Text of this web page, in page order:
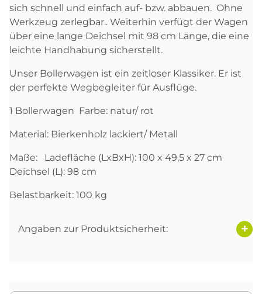
sich schnell und einfach auf- bzw. abbauen. Ohne
Werkzeug zerlegbar.. Weiterhin verfügt der Wagen
über eine lange Deichsel mit 98 cm Länge, die eine
leichte Handhabung sicherstellt.
Unser Bollerwagen ist ein zeitloser Klassiker. Er ist
der perfekte Wegbegleiter für Ausflüge.
1 Bollerwagen Farbe: natur/ rot
Material: Bierkenholz lackiert/ Metall
Maße: Ladefläche (LxBxH): 100 x 49,5 x 27 cm
Deichsel (L): 98 cm
Belastbarkeit: 100 kg
Angaben zur Produktsicherheit: